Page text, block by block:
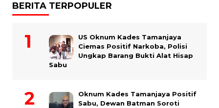
BERITA TERPOPULER
US Oknum Kades Tamanjaya
Ciemas Positif Narkoba, Polisi
Ungkap Barang Bukti Alat Hisap
Sabu
Oknum Kades Tamanjaya Positif
Sabu, Dewan Batman Soroti